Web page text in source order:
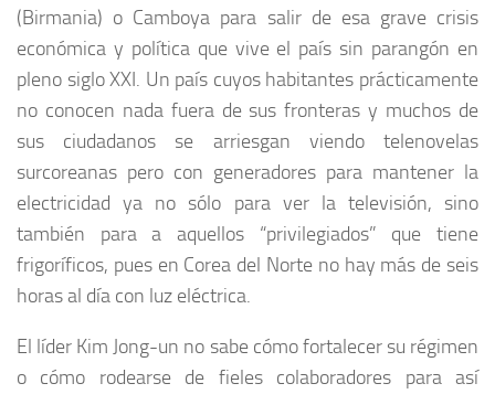
(Birmania) o Camboya para salir de esa grave crisis
económica y política que vive el país sin parangón en
pleno siglo XXI. Un país cuyos habitantes prácticamente
no conocen nada fuera de sus fronteras y muchos de
sus ciudadanos se arriesgan viendo telenovelas
surcoreanas pero con generadores para mantener la
electricidad ya no sólo para ver la televisión, sino
también para a aquellos “privilegiados” que tiene
frigoríficos, pues en Corea del Norte no hay más de seis
horas al día con luz eléctrica.
El líder Kim Jong-un no sabe cómo fortalecer su régimen
o cómo rodearse de fieles colaboradores para así